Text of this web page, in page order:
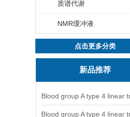
质谱代谢
NMR缓冲液
点击更多分类
新品推荐